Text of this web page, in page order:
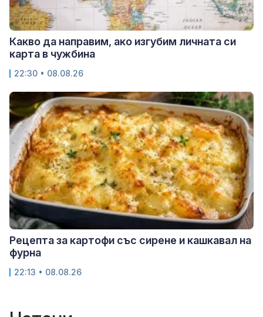
Какво да направим, ако изгубим личната си
карта в чужбина
22:30 • 08.08.26
Рецепта за картофи със сирене и кашкавал на
фурна
22:13 • 08.08.26